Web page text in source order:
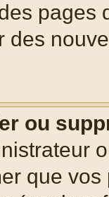
pages
des
ou
que